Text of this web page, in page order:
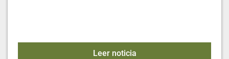
Leer noticiaCine al aire libre "Llenos